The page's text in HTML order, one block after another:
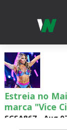
Estreia no
marca "Vice
SCSA867- Aug